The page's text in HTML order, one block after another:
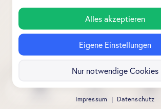
Alles akzeptieren
Eigene Einstellungen
Nur notwendige Cookies
Impressum | Datenschutz
Stadtplan Kalender